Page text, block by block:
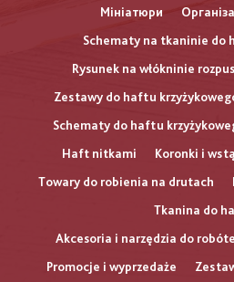
Мініатюри
Schematy na tkaninie do
Rysunek na włókninie
Zestawy do haftu
Schematy do haftu
Haft nitkami
Koronki i
Towary do robienia na drutach
Tkanina do
Akcesoria i narzędzia do
Promocje i wyprzedaże